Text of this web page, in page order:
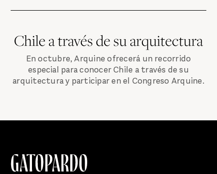
Chile a través de su arquitectura
En octubre, Arquine ofrecerá un recorrido
especial para conocer Chile a través de su
arquitectura y participar en el Congreso Arquine.